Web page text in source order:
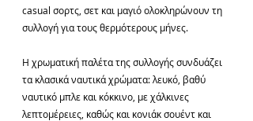
casual σορτς, σετ και μαγιό ολοκληρώνουν τη
συλλογή για τους θερμότερους μήνες.
Η χρωματική παλέτα της συλλογής συνδυάζει
τα κλασικά ναυτικά χρώματα: λευκό, βαθύ
ναυτικό μπλε και κόκκινο, με χάλκινες
λεπτομέρειες, καθώς και κονιάκ σουέντ και